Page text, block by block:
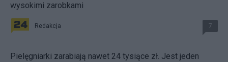
wysokimi zarobkami
Redakcja 7
Pielęgniarki zarabiają nawet 24 tysiące zł. Jest jeden